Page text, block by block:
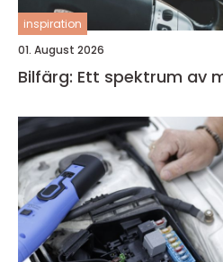
inspiration
01. August 2026
Bilfärg: Ett spektrum av